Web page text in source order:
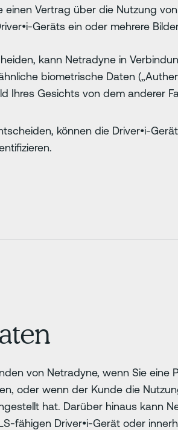
Vertrag über die Nutzung
Geräts ein oder mehrere
kann Netradyne in
biometrische Daten
Ihres Gesichts von dem anderer
können die Driver•i-
von Netradyne, wenn Sie
oder wenn der Kunde die
hat. Darüber hinaus kann
fähigen Driver•i-Gerät oder